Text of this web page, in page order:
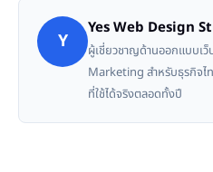
Y
Yes Web Design
ผู้เชี่ยวชาญด้านออกแบบเว็
Marketing สำหรับธุรกิจ
ที่ใช้ได้จริงตลอดทั้งปี